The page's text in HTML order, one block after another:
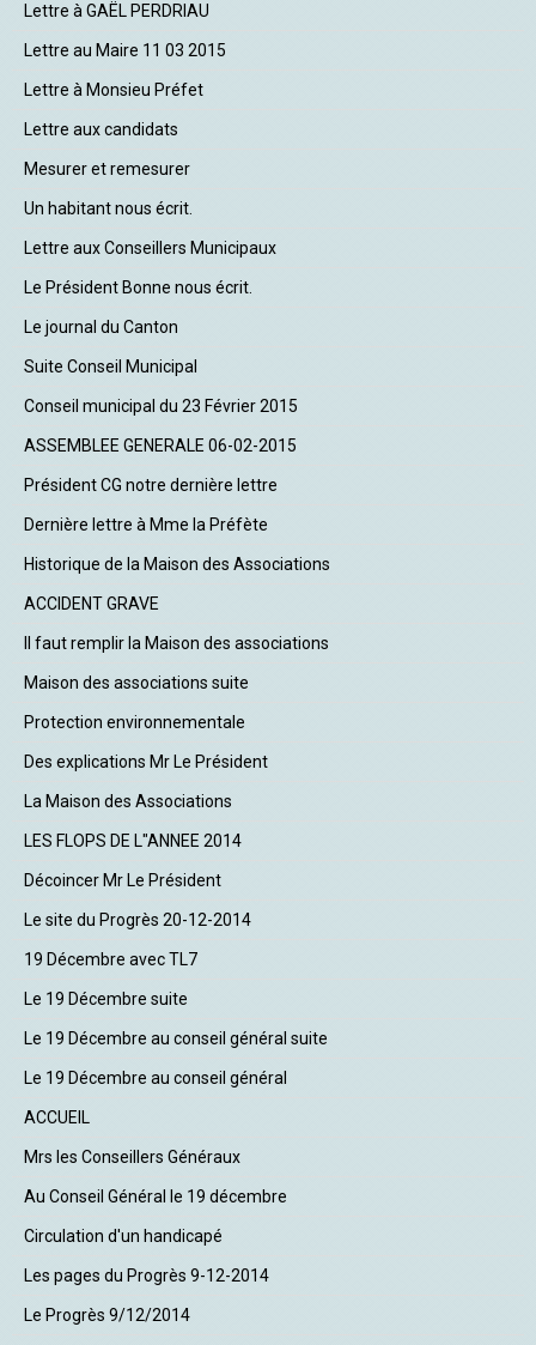
Lettre à GAËL PERDRIAU
Lettre au Maire 11 03 2015
Lettre à Monsieu Préfet
Lettre aux candidats
Mesurer et remesurer
Un habitant nous écrit.
Lettre aux Conseillers Municipaux
Le Président Bonne nous écrit.
Le journal du Canton
Suite Conseil Municipal
Conseil municipal du 23 Février 2015
ASSEMBLEE GENERALE 06-02-2015
Président CG notre dernière lettre
Dernière lettre à Mme la Préfète
Historique de la Maison des Associations
ACCIDENT GRAVE
Il faut remplir la Maison des associations
Maison des associations suite
Protection environnementale
Des explications Mr Le Président
La Maison des Associations
LES FLOPS DE L"ANNEE 2014
Décoincer Mr Le Président
Le site du Progrès 20-12-2014
19 Décembre avec TL7
Le 19 Décembre suite
Le 19 Décembre au conseil général suite
Le 19 Décembre au conseil général
ACCUEIL
Mrs les Conseillers Généraux
Au Conseil Général le 19 décembre
Circulation d'un handicapé
Les pages du Progrès 9-12-2014
Le Progrès 9/12/2014